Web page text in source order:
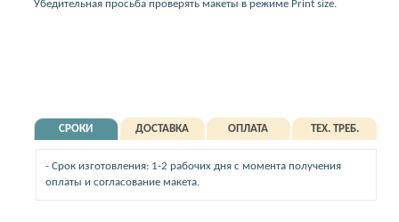
Убедительная просьба проверять макеты в режиме Print size.
СРОКИ ДОСТАВКА ОПЛАТА ТЕХ. ТРЕБ.
- Срок изготовления: 1-2 рабочих дня с момента получения
оплаты и согласование макета.